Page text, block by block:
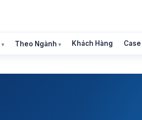
Theo Ngành Khách Hàng